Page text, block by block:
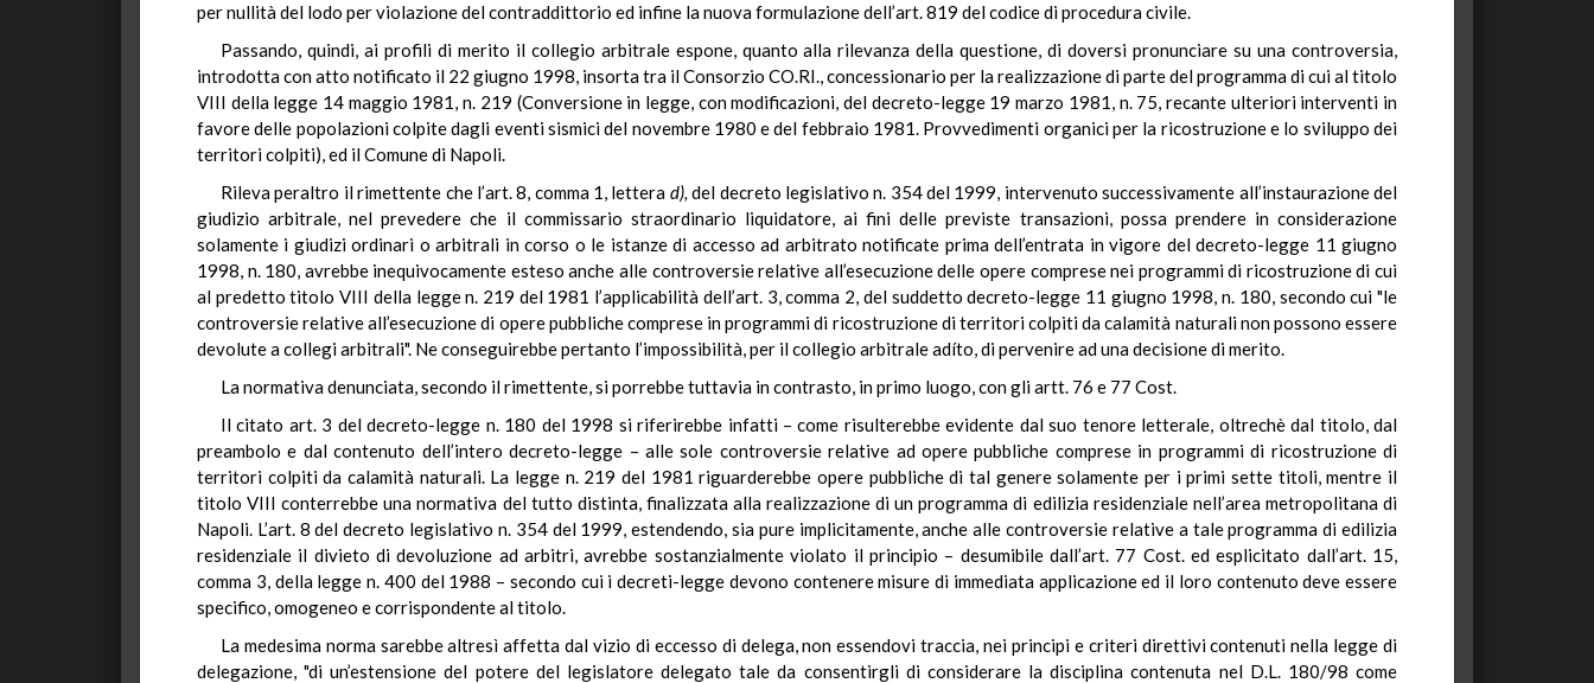
per nullità del lodo per violazione del contraddittorio ed infine la nuova formulazione dell’art. 819 del codice di procedura civile.
Passando, quindi, ai profili di merito il collegio arbitrale espone, quanto alla rilevanza della questione, di doversi pronunciare su una controversia,
introdotta con atto notificato il 22 giugno 1998, insorta tra il Consorzio CO.RI., concessionario per la realizzazione di parte del programma di cui al titolo
VIII della legge 14 maggio 1981, n. 219 (Conversione in legge, con modificazioni, del decreto-legge 19 marzo 1981, n. 75, recante ulteriori interventi in
favore delle popolazioni colpite dagli eventi sismici del novembre 1980 e del febbraio 1981. Provvedimenti organici per la ricostruzione e lo sviluppo dei
territori colpiti), ed il Comune di Napoli.
Rileva peraltro il rimettente che l’art. 8, comma 1, lettera d),del decreto legislativo n. 354 del 1999, intervenuto successivamente all’instaurazione del
giudizio arbitrale, nel prevedere che il commissario straordinario liquidatore, ai fini delle previste transazioni, possa prendere in considerazione
solamente i giudizi ordinari o arbitrali in corso o le istanze di accesso ad arbitrato notificate prima dell’entrata in vigore del decreto-legge 11 giugno
1998, n. 180, avrebbe inequivocamente esteso anche alle controversie relative all’esecuzione delle opere comprese nei programmi di ricostruzione di cui
al predetto titolo VIII della legge n. 219 del 1981 l’applicabilità dell’art. 3, comma 2, del suddetto decreto-legge 11 giugno 1998, n. 180, secondo cui "le
controversie relative all’esecuzione di opere pubbliche comprese in programmi di ricostruzione di territori colpiti da calamità naturali non possono essere
devolute a collegi arbitrali". Ne conseguirebbe pertanto l’impossibilità, per il collegio arbitrale adíto, di pervenire ad una decisione di merito.
La normativa denunciata, secondo il rimettente, si porrebbe tuttavia in contrasto, in primo luogo, con gli artt. 76 e 77 Cost.
Il citato art. 3 del decreto-legge n. 180 del 1998 si riferirebbe infatti – come risulterebbe evidente dal suo tenore letterale, oltrechè dal titolo, dal
preambolo e dal contenuto dell’intero decreto-legge – alle sole controversie relative ad opere pubbliche comprese in programmi di ricostruzione di
territori colpiti da calamità naturali. La legge n. 219 del 1981 riguarderebbe opere pubbliche di tal genere solamente per i primi sette titoli, mentre il
titolo VIII conterrebbe una normativa del tutto distinta, finalizzata alla realizzazione di un programma di edilizia residenziale nell’area metropolitana di
Napoli. L’art. 8 del decreto legislativo n. 354 del 1999, estendendo, sia pure implicitamente, anche alle controversie relative a tale programma di edilizia
residenziale il divieto di devoluzione ad arbitri, avrebbe sostanzialmente violato il principio – desumibile dall’art. 77 Cost. ed esplicitato dall’art. 15,
comma 3, della legge n. 400 del 1988 – secondo cui i decreti-legge devono contenere misure di immediata applicazione ed il loro contenuto deve essere
specifico, omogeneo e corrispondente al titolo.
La medesima norma sarebbe altresì affetta dal vizio di eccesso di delega, non essendovi traccia, nei principi e criteri direttivi contenuti nella legge di
delegazione, "di un’estensione del potere del legislatore delegato tale da consentirgli di considerare la disciplina contenuta nel D.L. 180/98 come